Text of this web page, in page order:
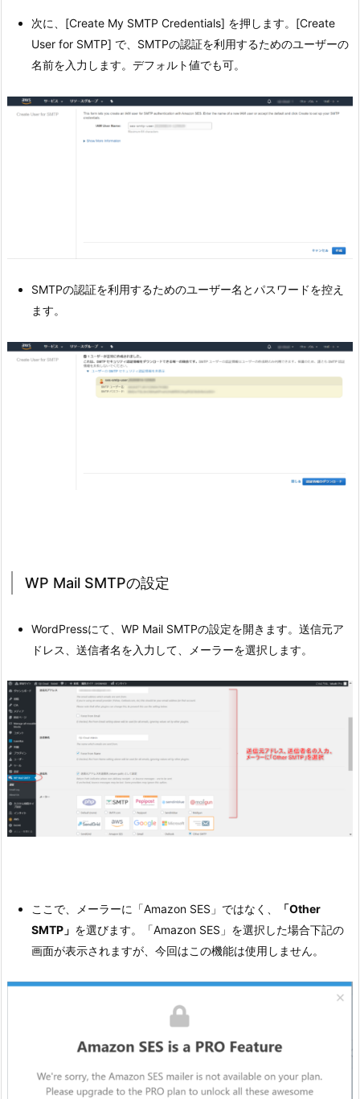
次に、[Create My SMTP Credentials] を押します。[Create
User for SMTP] で、SMTPの認証を利用するためのユーザーの
名前を入力します。デフォルト値でも可。
SMTPの認証を利用するためのユーザー名とパスワードを控え
ます。
WP Mail SMTPの設定
WordPressにて、WP Mail SMTPの設定を開きます。送信元ア
ドレス、送信者名を入力して、メーラーを選択します。
ここで、メーラーに「Amazon SES」ではなく、
「Other
SMTP」 を選びます。「Amazon SES」を選択した場合下記の
画面が表示されますが、今回はこの機能は使用しません。